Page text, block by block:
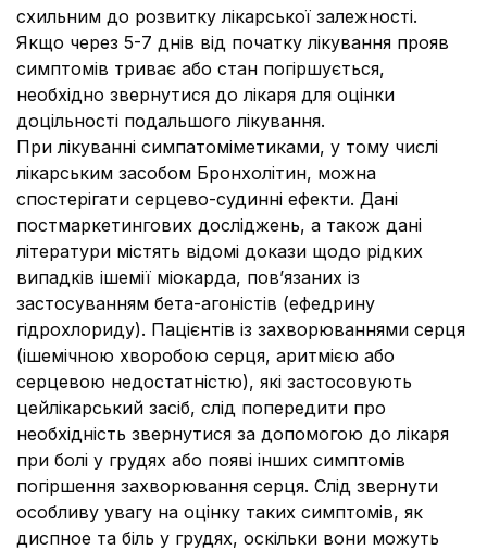
схильним до розвитку лікарської залежності.
Якщо через 5-7 днів від початку лікування прояв
симптомів триває або стан погіршується,
необхідно звернутися до лікаря для оцінки
доцільності подальшого лікування.
При лікуванні симпатоміметиками, у тому числі
лікарським засобом Бронхолітин, можна
спостерігати серцево-судинні ефекти. Дані
постмаркетингових досліджень, а також дані
літератури містять відомі докази щодо рідких
випадків ішемії міокарда, пов’язаних із
застосуванням бета-агоністів (ефедрину
гідрохлориду). Пацієнтів із захворюваннями серця
(ішемічною хворобою серця, аритмією або
серцевою недостатністю), які застосовують
цейлікарський засіб, слід попередити про
необхідність звернутися за допомогою до лікаря
при болі у грудях або появі інших симптомів
погіршення захворювання серця. Слід звернути
особливу увагу на оцінку таких симптомів, як
диспное та біль у грудях, оскільки вони можуть